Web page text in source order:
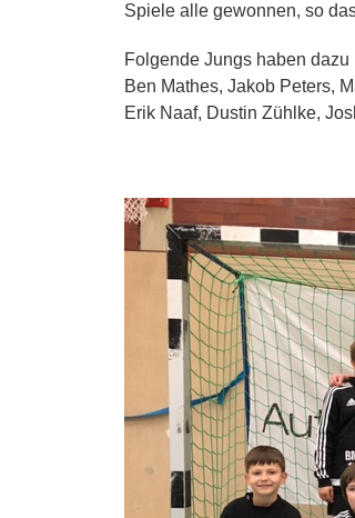
Spiele alle gewonnen, so
Folgende Jungs haben dazu
Ben Mathes, Jakob Peters,
Erik Naaf, Dustin Zühlke,